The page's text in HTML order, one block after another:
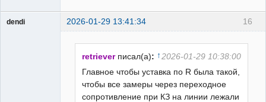
16
dendi 2026-01-29 13:41:34
retriever писал(а): ↑ 2026-01-29 10:38:00
Главное чтобы уставка по R была такой,
чтобы все замеры через переходное
сопротивление при КЗ на линии лежали